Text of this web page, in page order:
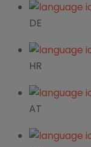
DE
HR
AT